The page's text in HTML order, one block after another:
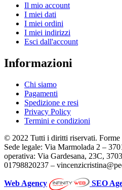
Il mio account
I miei dati
I miei ordini
I miei indirizzi
Esci dall'account
Informazioni
Chi siamo
Pagamenti
Spedizione e resi
Privacy Policy
Termini e condizioni
© 2022 Tutti i diritti riservati.
Sede legale: Via Marmolada 2 –
operativa: Via Gardesana, 23C,
01798820237 –
Web Agency
SEO